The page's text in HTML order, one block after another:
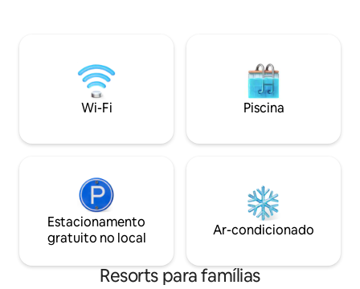
Wi-Fi Piscina
Estacionamento
gratuito no local
Ar-condicionado
Resorts para famílias